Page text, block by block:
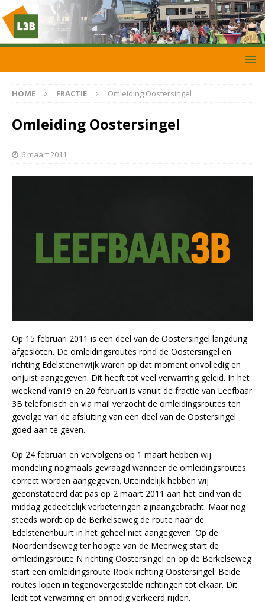
HOME FRACTIE Omleiding Oostersingel
Omleiding Oostersingel
6 maart 2011
Op 15 februari 2011 is een deel van de Oostersingel langdurig
afgesloten. De omleidingsroutes rond de Oostersingel en
richting Edelstenenwijk waren op dat moment onvolledig en
onjuist aangegeven. Dit heeft tot veel verwarring geleid. In het
weekend van19 en 20 februari is vanuit de fractie van Leefbaar
3B telefonisch en via mail verzocht de omleidingsroutes ten
gevolge van de afsluiting van een deel van de Oostersingel
goed aan te geven.
Op 24 februari en vervolgens op 1 maart hebben wij
mondeling nogmaals gevraagd wanneer de omleidingsroutes
correct worden aangegeven. Uiteindelijk hebben wij
geconstateerd dat pas op 2 maart 2011 aan het eind van de
middag gedeeltelijk verbeteringen zijnaangebracht. Maar nog
steeds wordt op de Berkelseweg de route naar de
Edelstenenbuurt in het geheel niet aangegeven. Op de
Noordeindseweg ter hoogte van de Meerweg start de
omleidingsroute N richting Oostersingel en op de Berkelseweg
start een omleidingsroute Rook richting Oostersingel. Beide
routes lopen in tegenovergestelde richtingen tot elkaar. Dit
leidt tot verwarring en onnodig verkeerd rijden.